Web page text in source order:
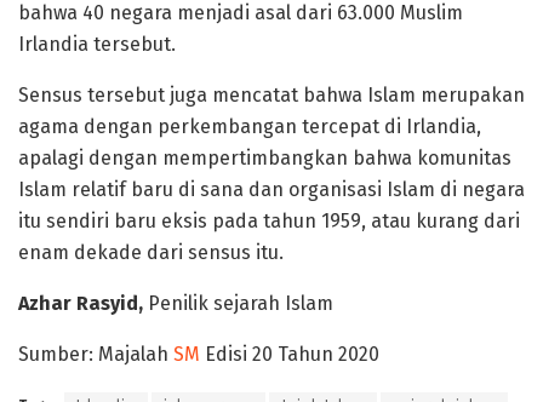
bahwa 40 negara menjadi asal dari 63.000 Muslim
Irlandia tersebut.
Sensus tersebut juga mencatat bahwa Islam merupakan
agama dengan perkembangan tercepat di Irlandia,
apalagi dengan mempertimbangkan bahwa komunitas
Islam relatif baru di sana dan organisasi Islam di negara
itu sendiri baru eksis pada tahun 1959, atau kurang dari
enam dekade dari sensus itu.
Azhar Rasyid, Penilik sejarah Islam
Sumber: Majalah SM Edisi 20 Tahun 2020